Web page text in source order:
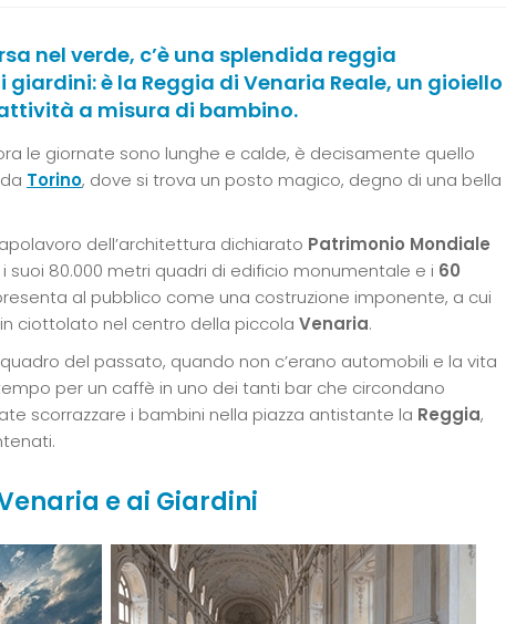
nel verde, c’è una splendida reggia
è la Reggia di Venaria Reale, un gioiello
a misura di bambino.
le giornate sono lunghe e calde, è decisamente quello
Torino, dove si trova un posto magico, degno di una bella
dell’architettura dichiarato Patrimonio Mondiale
i suoi 80.000 metri quadri di edificio monumentale e i 60
al pubblico come una costruzione imponente, a cui
ciottolato nel centro della piccola Venaria.
del passato, quando non c’erano automobili e la vita
per un caffè in uno dei tanti bar che circondano
scorrazzare i bambini nella piazza antistante la Reggia,
e ai Giardini